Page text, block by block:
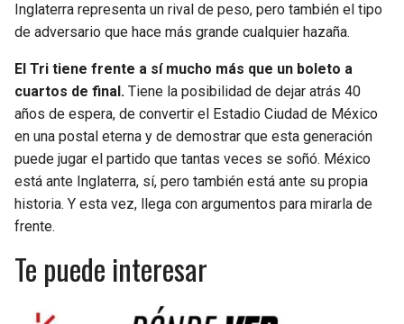
Inglaterra representa un rival de peso, pero también el tipo
de adversario que hace más grande cualquier hazaña.
El Tri tiene frente a sí mucho más que un boleto a
cuartos de final. Tiene la posibilidad de dejar atrás 40
años de espera, de convertir el Estadio Ciudad de México
en una postal eterna y de demostrar que esta generación
puede jugar el partido que tantas veces se soñó. México
está ante Inglaterra, sí, pero también está ante su propia
historia. Y esta vez, llega con argumentos para mirarla de
frente.
Te puede interesar